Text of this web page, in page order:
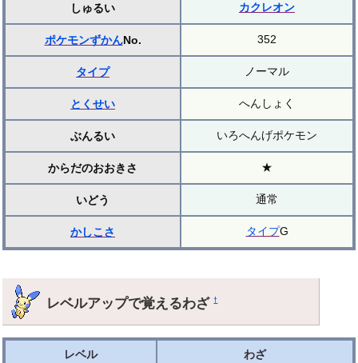
しゅるい カクレオン
ポケモンずかんNo. 352
タイプ ノーマル
とくせい へんしょく
ぶんるい いろへんげポケモン
からだのおおきさ ★
いどう 通常
かしこさ タイプG
レベルアップで覚えるわざ†
レベル わざ